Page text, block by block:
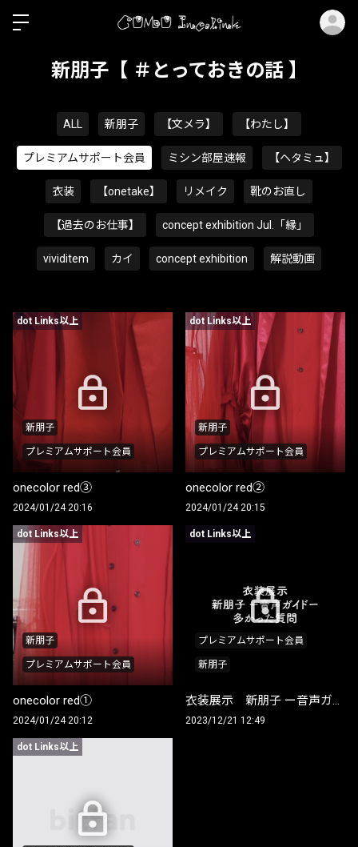
新朋子【 ＃とっておきの話 】
ALL 新朋子 【文メラ】 【わたし】
プレミアムサポート会員 ミシン部屋速報 【ヘタミュ】
衣装 【onetake】 リメイク 靴のお直し
【過去のお仕事】 concept exhibition Jul.「縁」
vividitem カイ concept exhibition 解説動画
dot Links以上
新朋子
プレミアムサポート会員
onecolor red③
2024/01/24 20:16
dot Links以上
新朋子
プレミアムサポート会員
onecolor red②
2024/01/24 20:15
dot Links以上
新朋子
プレミアムサポート会員
onecolor red①
2024/01/24 20:12
dot Links以上
プレミアムサポート会員
新朋子
衣装展示 新朋子 ー音声ガイドー 多かった質問
2023/12/21 12:49
dot Links以上